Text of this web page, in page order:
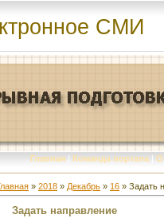
СМИ
Главная | Команда портала | О
» 2018 » Декабрь » 16 » Задать
Задать направление